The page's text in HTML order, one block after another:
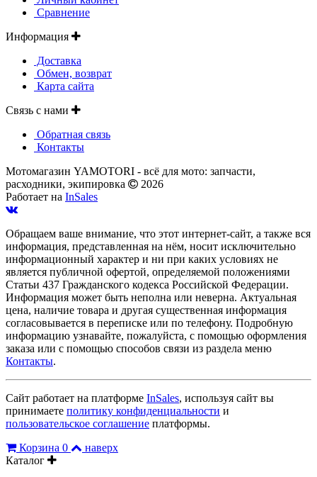
Сравнение
Информация
Доставка
Обмен, возврат
Карта сайта
Связь с нами
Обратная связь
Контакты
Мотомагазин YAMOTORI - всё для мото: запчасти,
расходники, экипировка
2026
Работает на InSales
Обращаем ваше внимание, что этот интернет-сайт, а также вся
информация, представленная на нём, носит исключительно
информационный характер и ни при каких условиях не
является публичной офертой, определяемой положениями
Статьи 437 Гражданского кодекса Российской Федерации.
Информация может быть неполна или неверна. Актуальная
цена, наличие товара и другая существенная информация
согласовывается в переписке или по телефону. Подробную
информацию узнавайте, пожалуйста, с помощью оформления
заказа или с помощью способов связи из раздела меню
Контакты.
Сайт работает на платформе InSales, используя сайт вы
принимаете политику конфиденциальности и
пользовательское соглашение платформы.
Корзина 0
наверх
Каталог